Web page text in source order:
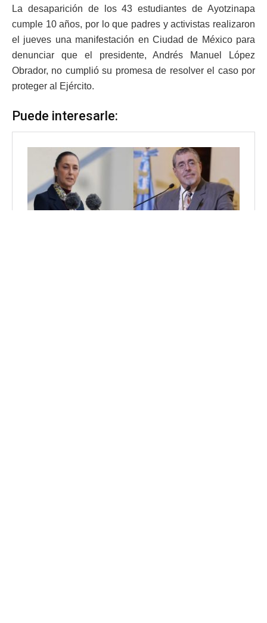
La desaparición de los 43 estudiantes de Ayotzinapa
cumple 10 años, por lo que padres y activistas realizaron
el jueves una manifestación en Ciudad de México para
denunciar que el presidente, Andrés Manuel López
Obrador, no cumplió su promesa de resolver el caso por
proteger al Ejército.
Puede interesarle: